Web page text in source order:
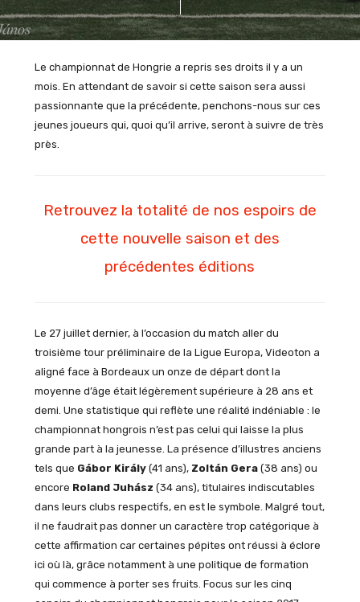
Le championnat de Hongrie a repris ses droits il y a un
mois. En attendant de savoir si cette saison sera aussi
passionnante que la précédente, penchons-nous sur ces
jeunes joueurs qui, quoi qu’il arrive, seront à suivre de très
près.
Retrouvez la totalité de nos espoirs de
cette nouvelle saison et des
précédentes éditions
Le 27 juillet dernier, à l’occasion du match aller du
troisième tour préliminaire de la Ligue Europa, Videoton a
aligné face à Bordeaux un onze de départ dont la
moyenne d’âge était légèrement supérieure à 28 ans et
demi. Une statistique qui reflète une réalité indéniable : le
championnat hongrois n’est pas celui qui laisse la plus
grande part à la jeunesse. La présence d’illustres anciens
tels que Gábor Király(41 ans), Zoltán Gera(38 ans) ou
encore Roland Juhász (34 ans), titulaires indiscutables
dans leurs clubs respectifs, en est le symbole. Malgré tout,
il ne faudrait pas donner un caractère trop catégorique à
cette affirmation car certaines pépites ont réussi à éclore
ici où là, grâce notamment à une politique de formation
qui commence à porter ses fruits. Focus sur les cinq